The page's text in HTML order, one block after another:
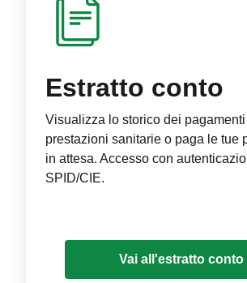
Estratto conto
Visualizza lo storico dei
prestazioni sanitarie o paga le tue
in attesa. Accesso con
SPID/CIE.
Vai all'estratto conto